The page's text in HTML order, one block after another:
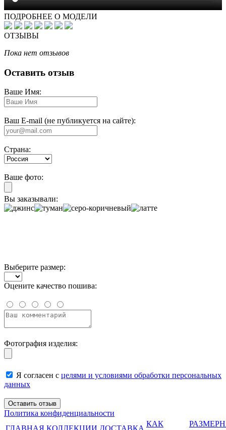
ПОДРОБНЕЕ О МОДЕЛИ
ОТЗЫВЫ
Пока нет отзывов
Оставить отзыв
Ваше Имя:
Ваш E-mail (не публикуется на сайте):
Страна:
Ваше фото:
Вы заказывали:
Выберите размер:
Оцените качество пошива:
Фотография изделия:
Я согласен с целями и условиями обработки персональных
данных
Политика конфиденциальности
КАК